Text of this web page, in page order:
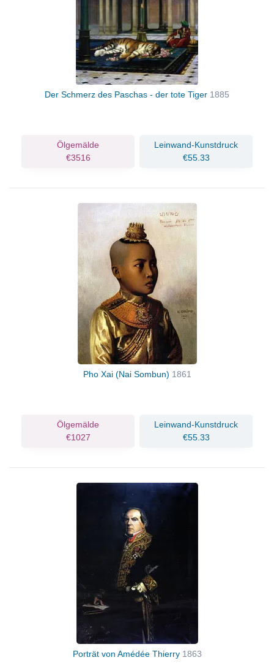
Der Schmerz des Paschas - der tote Tiger 1885
Ölgemälde
€3516
Leinwand-Kunstdruck
€55.33
Pho Xai (Nai Sombun) 1861
Ölgemälde
€1027
Leinwand-Kunstdruck
€55.33
Porträt von Amédée Thierry 1863